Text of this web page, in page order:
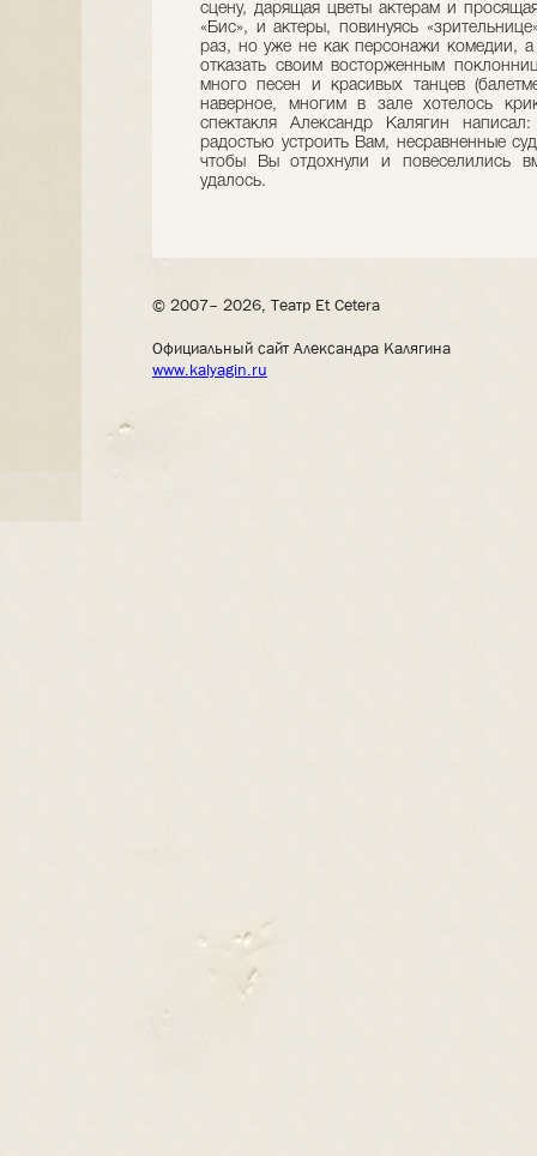
сцену, дарящая цветы актерам и
«Бис», и актеры, повинуясь
раз, но уже не как персонажи комедии, а
отказать своим восторженным
много песен и красивых танцев
наверное, многим в зале хотелось
спектакля Александр Калягин
радостью устроить Вам, несравненные
чтобы Вы отдохнули и повеселились
удалось.
© 2007– 2026, Театр Et Cetera
Официальный сайт Александра Калягина
www.kalyagin.ru